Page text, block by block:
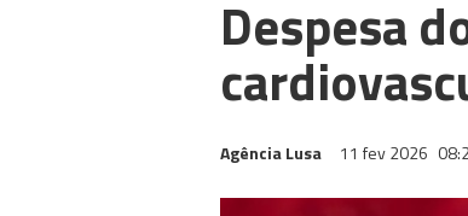
Despesa
Agência Lusa 11 fev 2026